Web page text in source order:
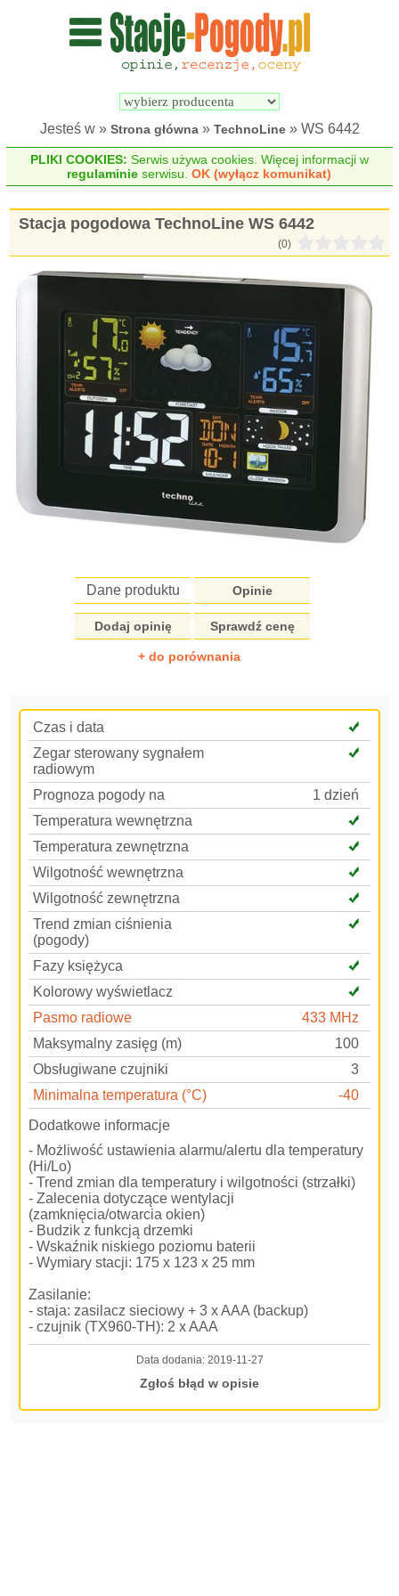
Wyszukiwarka
pogodowych
Jesteś w » Strona główna» TechnoLine» WS 6442
PLIKI COOKIES: Serwis używa cookies. Więcej informacji w
regulaminie serwisu.OK (wyłącz komunikat)
Stacja pogodowa TechnoLine WS 6442
(0)
Dane produktu Opinie
Dodaj opinię Sprawdź cenę
+ do porównania
Czas i data
Zegar sterowany sygnałem
radiowym
Prognoza pogody na
1 dzień
Temperatura wewnętrzna
Temperatura zewnętrzna
Wilgotność wewnętrzna
Wilgotność zewnętrzna
Trend zmian ciśnienia
(pogody)
Fazy księżyca
Kolorowy wyświetlacz
Pasmo radiowe
433 MHz
Maksymalny zasięg (m)
100
Obsługiwane czujniki
3
Minimalna temperatura (°C)
-40
Dodatkowe informacje
- Możliwość ustawienia alarmu/alertu dla temperatury
(Hi/Lo)
- Trend zmian dla temperatury i wilgotności (strzałki)
- Zalecenia dotyczące wentylacji
(zamknięcia/otwarcia okien)
- Budzik z funkcją drzemki
- Wskaźnik niskiego poziomu baterii
- Wymiary stacji: 175 x 123 x 25 mm
Zasilanie:
- staja: zasilacz sieciowy + 3 x AAA (backup)
- czujnik (TX960-TH): 2 x AAA
Data dodania: 2019-11-27
Zgłoś błąd w opisie